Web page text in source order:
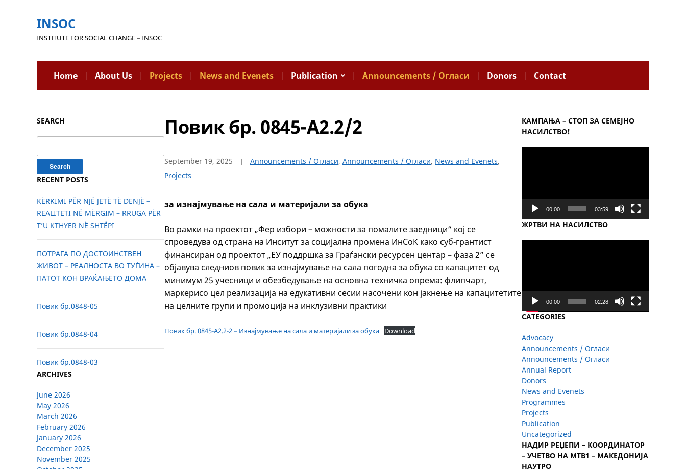
INSOC
INSTITUTE FOR SOCIAL CHANGE – INSOC
Home About Us Projects News and Evenets Publication Announcements / Огласи Donors Contact
SEARCH
RECENT POSTS
KËRKIMI PËR NJË JETË TË DENJË –
REALITETI NË MËRGIM – RRUGA PËR
T’U KTHYER NË SHTËPI
ПОТРАГА ПО ДОСТОИНСТВЕН
ЖИВОТ – РЕАЛНОСТА ВО ТУЃИНА –
ПАТОТ КОН ВРАЌАЊЕТО ДОМА
Повик бр.0848-05
Повик бр.0848-04
Повик бр.0848-03
ARCHIVES
June 2026
May 2026
March 2026
February 2026
January 2026
December 2025
November 2025
Повик бр. 0845-А2.2/2
September 19, 2025 Announcements / Огласи, Announcements / Огласи, News and Evenets,
Projects
за изнајмување на сала и материјали за обука
Во рамки на проектот „Фер избори – можности за помалите заедници“ кој се
спроведува од страна на Инситут за социјална промена ИнСоК како суб-грантист
финансиран од проектот „ЕУ поддршка за Граѓански ресурсен центар – фаза 2” се
објавува следниов повик за изнајмување на сала погодна за обука со капацитет од
минимум 25 учесници и обезбедување на основна техничка опрема: флипчарт,
маркерисо цел реализација на едукативни сесии насочени кон јакнење на капацитетите
на целните групи и промоција на инклузивни практики
Повик бр. 0845-А2.2-2 – Изнајмување на сала и материјали за обука Download
КАМПАЊА – СТОП ЗА СЕМЕЈНО
НАСИЛСТВО!
00:00 03:59
ЖРТВИ НА НАСИЛСТВО
00:00 02:28
CATEGORIES
Advocacy
Announcements / Огласи
Announcements / Огласи
Annual Report
Donors
News and Evenets
Programmes
Projects
Publication
Uncategorized
НАДИР РЕЏЕПИ – КООРДИНАТОР
– УЧЕТВО НА МТВ1 – МАКЕДОНИЈА
НАУТРО